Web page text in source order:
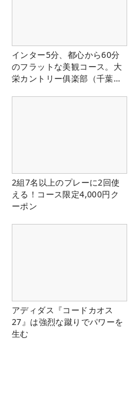
インター5分、都心から60分
のフラットな美観コース。大
栄カントリー俱楽部（千葉
2組7名以上のプレーに2回使
える！コース限定4,000円ク
ーポン
アディダス『コードカオス
27』は強烈な蹴りでパワーを
生む